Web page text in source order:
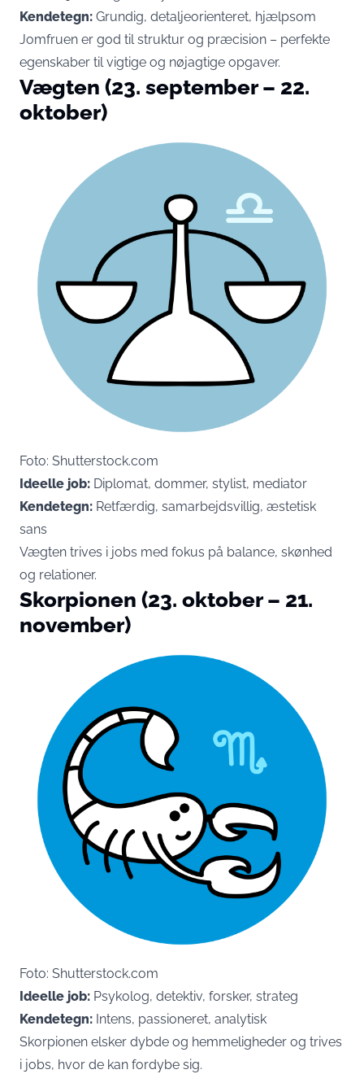
Kendetegn: Grundig, detaljeorienteret, hjælpsom
Jomfruen er god til struktur og præcision – perfekte
egenskaber til vigtige og nøjagtige opgaver.
Vægten (23. september – 22.
oktober)
Foto: Shutterstock.com
Ideelle job: Diplomat, dommer, stylist, mediator
Kendetegn: Retfærdig, samarbejdsvillig, æstetisk
sans
Vægten trives i jobs med fokus på balance, skønhed
og relationer.
Skorpionen (23. oktober – 21.
november)
Foto: Shutterstock.com
Ideelle job: Psykolog, detektiv, forsker, strateg
Kendetegn: Intens, passioneret, analytisk
Skorpionen elsker dybde og hemmeligheder og trives
i jobs, hvor de kan fordybe sig.